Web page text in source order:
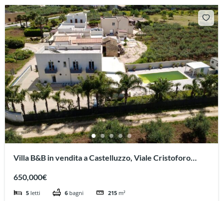
Villa B&B in vendita a Castelluzzo, Viale Cristoforo
650,000€
5 letti 6 bagni 215 m²